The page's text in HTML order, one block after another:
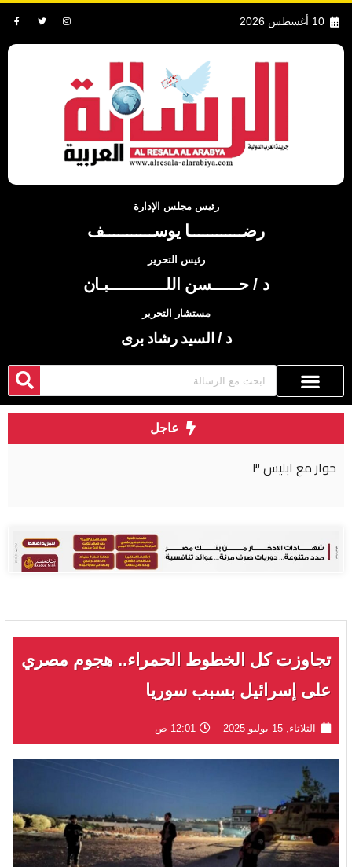
10 أغسطس 2026
رئيس مجلس الإدارة
رضــــــــــــا يوســـــــــــف
رئيس التحرير
د / حــــــسن اللـــــــــــــبـان
مستشار التحرير
د / السيد رشاد برى
عاجل
حوار مع ابليس ٣
تجاوزت كل الخطوط الحمراء.. هجوم مصري
على إسرائيل بسبب سوريا
الثلاثاء, 15 يوليو 2025 12:01 ص